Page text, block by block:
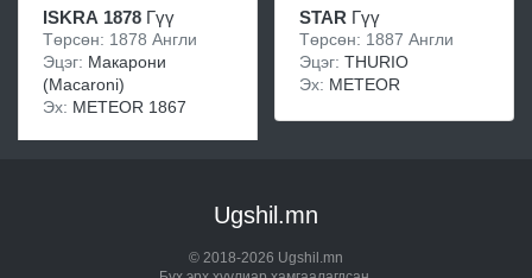
ISKRA 1878 Гүү
Төрсөн: 1878 Англи
Эцэг: Макарони
(Macaroni)
Эх: METEOR 1867
STAR Гүү
Төрсөн: 1887 Англи
Эцэг: THURIO
Эх: METEOR
Ugshil.mn
© 2018-2026 Ugshil.mn